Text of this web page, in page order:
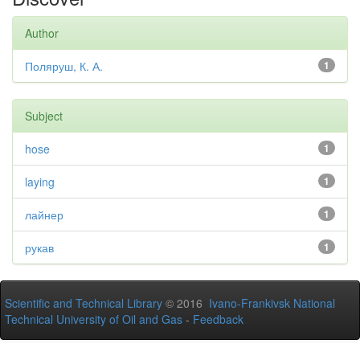
Author
1
Поляруш, К. А.
Subject
1
hose
1
laying
1
лайнер
1
рукав
Scientific and Technical Library © 2016 Ivano-Frankivsk National
Technical University of Oil and Gas - Feedback